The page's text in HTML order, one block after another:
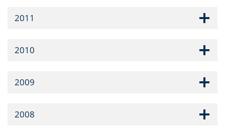
2011
2010
2009
2008